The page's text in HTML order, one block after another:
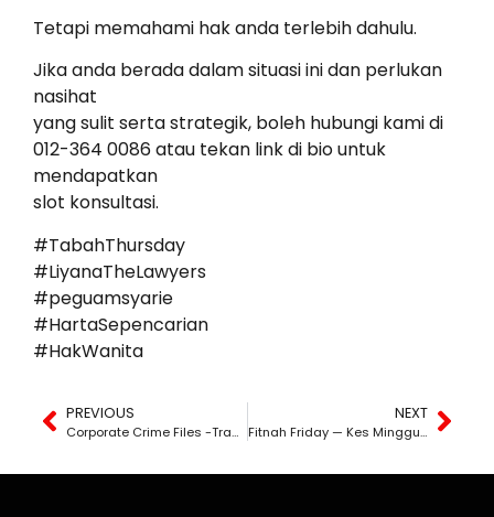
Tetapi memahami hak anda terlebih dahulu.
Jika anda berada dalam situasi ini dan perlukan
nasihat
yang sulit serta strategik, boleh hubungi kami di
012-364 0086 atau tekan link di bio untuk
mendapatkan
slot konsultasi.
#TabahThursday
#LiyanaTheLawyers
#peguamsyarie
#HartaSepencarian
#HakWanita
PREVIOUS
Corporate Crime Files -Trademark Syarikat Dijual Dengan Harga Sepinggan Nasi Kandar?
NEXT
Fitnah Friday — Kes Minggu Ini Akibat mesej Whatsapp Group, admin dibawa ke Mahkamah Tinggi?